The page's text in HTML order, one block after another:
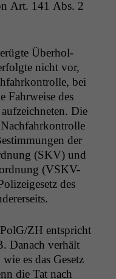
Art. 141 Abs. 2
Über­hol­
nicht vor,
bei
Fahrweise des
Die
der
(SKV) und
(VSKV-
des
ZH entspricht
Danach ver­hält
es das Gesetz
die Tat nach